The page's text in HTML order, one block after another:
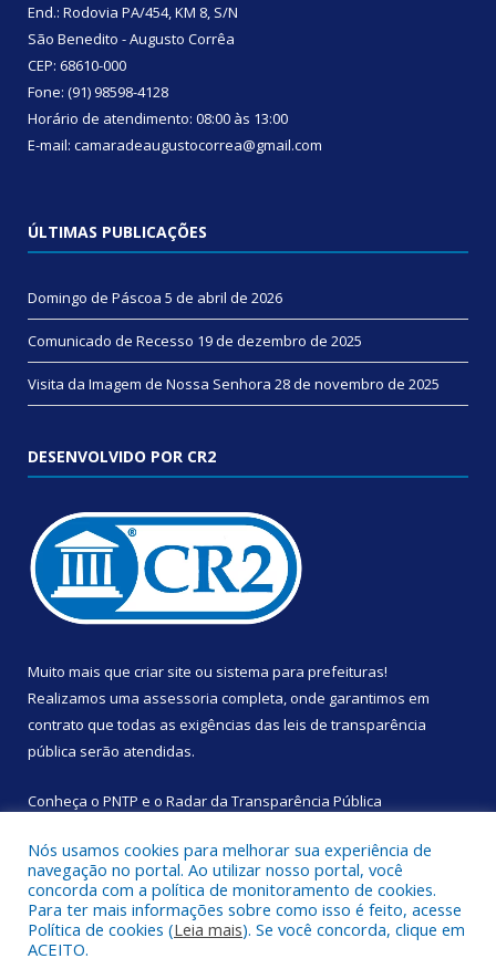
End.: Rodovia PA/454, KM 8, S/N
São Benedito - Augusto Corrêa
CEP: 68610-000
Fone: (91) 98598-4128
Horário de atendimento: 08:00 às 13:00
E-mail: camaradeaugustocorrea@gmail.com
ÚLTIMAS PUBLICAÇÕES
Domingo de Páscoa 5 de abril de 2026
Comunicado de Recesso 19 de dezembro de 2025
Visita da Imagem de Nossa Senhora 28 de novembro de 2025
DESENVOLVIDO POR CR2
Muito mais que criar site ou sistema para prefeituras!
Realizamos uma assessoria completa, onde garantimos em
contrato que todas as exigências das leis de transparência
pública serão atendidas.
Conheça o PNTP e o Radar da Transparência Pública
Todos os direitos reservados a Câmara Municipal de Augusto
Corrêa.
Nós usamos cookies para melhorar sua experiência de
navegação no portal. Ao utilizar nosso portal, você
concorda com a política de monitoramento de cookies.
Para ter mais informações sobre como isso é feito, acesse
Política de cookies (Leia mais). Se você concorda, clique em
ACEITO.